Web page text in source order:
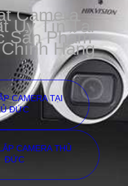
Camera
Uy Tín Tại
Sản Phẩm
Hãng
CAMERA TẠI
ĐỨC
CAMERA THỦ
ĐỨC